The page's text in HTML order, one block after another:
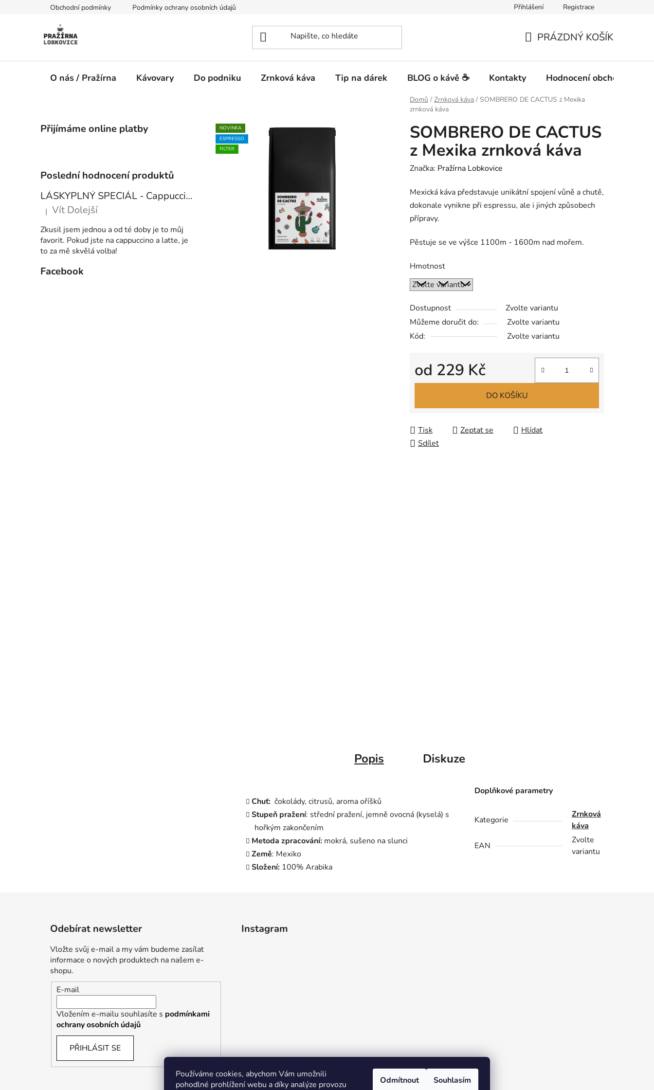
Používáme cookies, abychom Vám umožnili
pohodlné prohlížení webu a díky analýze provozu
Odmítnout Souhlasím
Obchodní podmínky Podmínky ochrany osobních údajů Přihlášení Registrace
KOŠÍK
PRÁZDNÝ KOŠÍK
O nás / Pražírna Kávovary Do podniku Zrnková káva Tip na dárek BLOG o kávě ☕ Kontakty Hodnocení obchodu
Domů / Zrnková káva / SOMBRERO DE CACTUS z Mexika
zrnková káva
o
r
a
n
n
p
a
n
e
Přijímáme online platby
Poslední hodnocení produktů
LÁSKYPLNÝ SPECIÁL - Cappuccino blend
Hodnocení produktu je 5 z 5 hvězdiček.
| Vít Dolejší
Zkusil jsem jednou a od té doby je to můj
favorit. Pokud jste na cappuccino a latte, je
to za mě skvělá volba!
Facebook
SOMBRERO DE CACTUS
z Mexika zrnková káva
Značka: Pražírna Lobkovice
Mexická káva představuje unikátní spojení vůně a chutě,
dokonale vynikne při espressu, ale i jiných způsobech
přípravy.
Pěstuje se ve výšce 1100m - 1600m nad mořem.
Hmotnost
Dostupnost
Zvolte variantu
Můžeme doručit do:
Zvolte variantu
Kód:
Zvolte variantu
od 229 Kč
Měrná cena:
DO KOŠÍKU
Tisk Zeptat se
Hlídat
Sdílet
NOVINKA
ESPRESSO
FILTER
Popis Diskuze
Chuť: čokolády, citrusů, aroma oříšků
Stupeň pražení: střední pražení, jemně ovocná (kyselá) s
hořkým zakončením
Metoda zpracování: mokrá, sušeno na slunci
Země: Mexiko
Složení: 100% Arabika
Doplňkové parametry
Kategorie
Zrnková
káva
EAN
Zvolte
variantu
Odebírat newsletter
Vložte svůj e-mail a my vám budeme zasílat
informace o nových produktech na našem e-
shopu.
E-mail
Vložením e-mailu souhlasíte s podmínkami
ochrany osobních údajů
PŘIHLÁSIT SE
Instagram